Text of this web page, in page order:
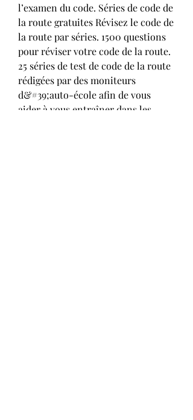
l’examen du code. Séries de code de
la route gratuites Révisez le code de
la route par séries. 1500 questions
pour réviser votre code de la route.
25 séries de test de code de la route
rédigées par des moniteurs
d&#39;auto-école afin de vous
aider à vous entraîner dans les